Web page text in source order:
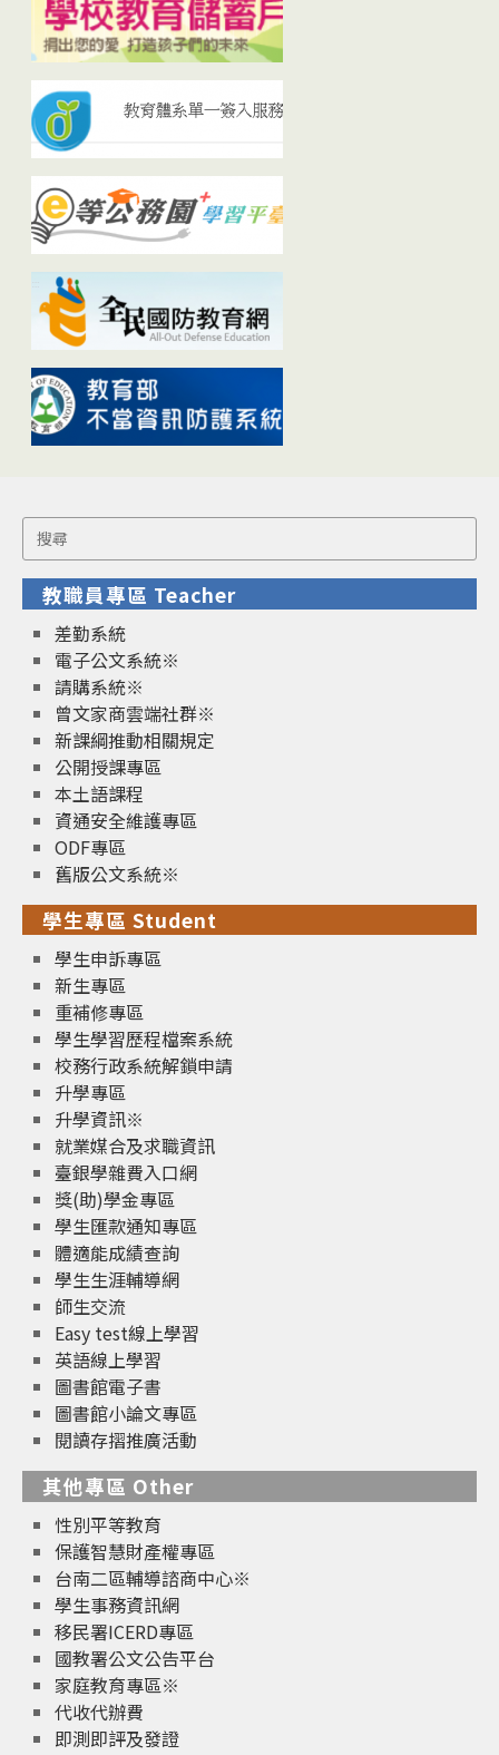
Search
for:
教職員專區 Teacher
差勤系統
電子公文系統※
請購系統※
曾文家商雲端社群※
新課綱推動相關規定
公開授課專區
本土語課程
資通安全維護專區
ODF專區
舊版公文系統※
學生專區 Student
學生申訴專區
新生專區
重補修專區
學生學習歷程檔案系統
校務行政系統解鎖申請
升學專區
升學資訊※
就業媒合及求職資訊
臺銀學雜費入口網
獎(助)學金專區
學生匯款通知專區
體適能成績查詢
學生生涯輔導網
師生交流
Easy test線上學習
英語線上學習
圖書館電子書
圖書館小論文專區
閱讀存摺推廣活動
其他專區 Other
性別平等教育
保護智慧財產權專區
台南二區輔導諮商中心※
學生事務資訊網
移民署ICERD專區
國教署公文公告平台
家庭教育專區※
代收代辦費
即測即評及發證